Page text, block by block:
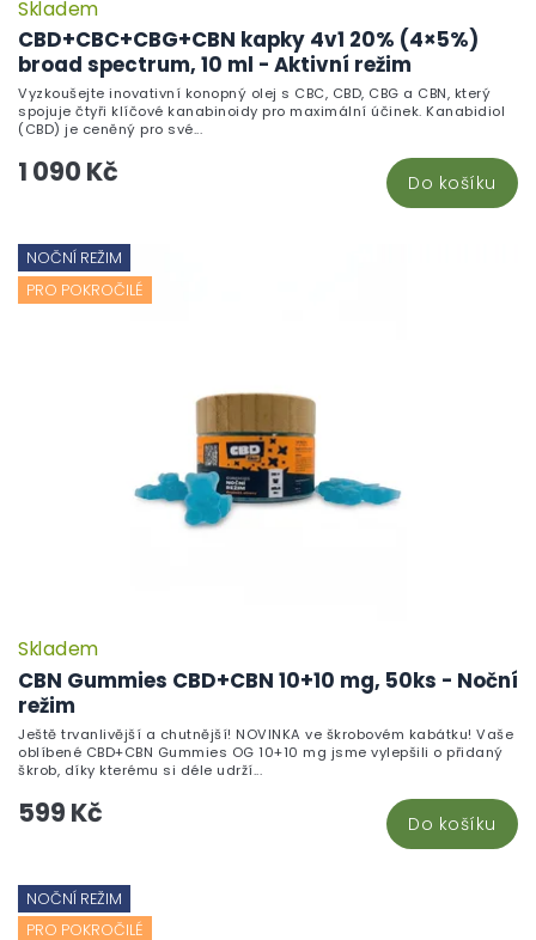
CBD+CBC+CBG+CBN kapky 4v1 20% (4×5%)
broad spectrum, 10 ml - Aktivní režim
Skladem
1 090 Kč Do košíku
Vyzkoušejte inovativní konopný olej s CBC, CBD, CBG a CBN, který
spojuje čtyři klíčové kanabinoidy pro maximální účinek. Kanabidiol
(CBD) je ceněný pro své...
NOČNÍ REŽIM
PRO POKROČILÉ
CBN Gummies CBD+CBN 10+10 mg, 50ks - Noční
režim
Skladem
599 Kč Do košíku
Ještě trvanlivější a chutnější! NOVINKA ve škrobovém kabátku! Vaše
oblíbené CBD+CBN Gummies OG 10+10 mg jsme vylepšili o přidaný
škrob, díky kterému si déle udrží...
NOČNÍ REŽIM
PRO POKROČILÉ